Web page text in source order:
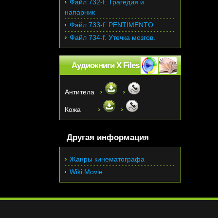
Файл 732-f. Трагедия и
напарник
Файл 733-f. PENTIMENTO
Файл 734-f. Утечка мозгов.
Аудиокниги X Files
Антитела
Кожа
Другая информация
Жанры кинематографа
Wiki Movie